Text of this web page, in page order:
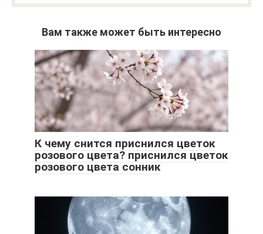
Вам также может быть интересно
К чему снится приснился цветок
розового цвета? приснился цветок
розового цвета сонник